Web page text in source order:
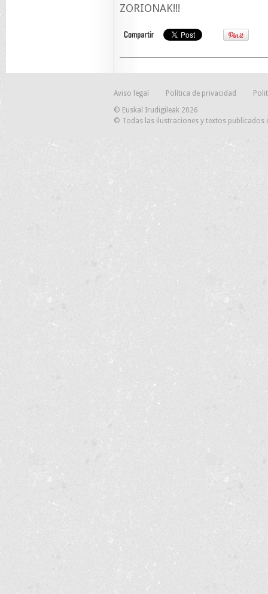
ZORIONAK!!!
Aviso legal Política de privacidad
© Euskal Irudigileak 2026
© Todas las ilustraciones y textos publicados